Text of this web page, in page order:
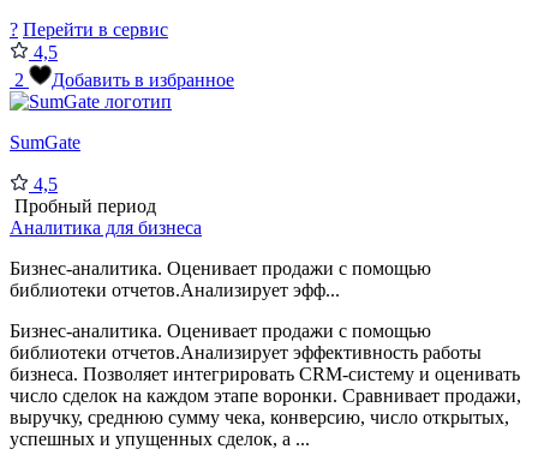
? Перейти в сервис
4,5
2
Добавить в избранное
SumGate
4,5
Пробный период
Аналитика для бизнеса
Бизнес-аналитика. Оценивает продажи с помощью
библиотеки отчетов.Анализирует эфф...
Бизнес-аналитика. Оценивает продажи с помощью
библиотеки отчетов.Анализирует эффективность работы
бизнеса. Позволяет интегрировать CRM-систему и оценивать
число сделок на каждом этапе воронки. Сравнивает продажи,
выручку, среднюю сумму чека, конверсию, число открытых,
успешных и упущенных сделок, а ...